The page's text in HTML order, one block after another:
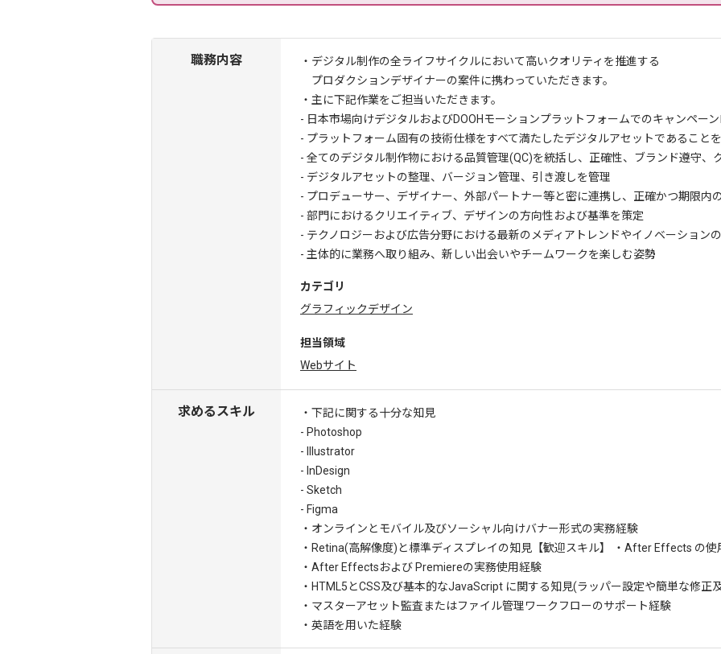
職務内容
・デジタル制作の全ライフサイクルにおいて高いクオリティを推進する
プロダクションデザイナーの案件に携わっていただきます。
・主に下記作業をご担当いただきます。
- 日本市場向けデジタルおよびDOOHモーションプラットフォームでのキャンペー
- プラットフォーム固有の技術仕様をすべて満たしたデジタルアセットであること
- 全てのデジタル制作物における品質管理(QC)を統括し、正確性、ブランド遵守、
- デジタルアセットの整理、バージョン管理、引き渡しを管理
- プロデューサー、デザイナー、外部パートナー等と密に連携し、正確かつ期限内
- 部門におけるクリエイティブ、デザインの方向性および基準を策定
- テクノロジーおよび広告分野における最新のメディアトレンドやイノベーション
- 主体的に業務へ取り組み、新しい出会いやチームワークを楽しむ姿勢
カテゴリ
グラフィックデザイン
担当領域
Webサイト
求めるスキル
・下記に関する十分な知見
- Photoshop
- Illustrator
- InDesign
- Sketch
- Figma
・オンラインとモバイル及びソーシャル向けバナー形式の実務経験
・Retina(高解像度)と標準ディスプレイの知見 【歓迎スキル】 ・After Effects の使
・After Effectsおよび Premiereの実務使用経験
・HTML5とCSS及び基本的なJavaScript に関する知見(ラッパー設定や簡単な修正
・マスターアセット監査またはファイル管理ワークフローのサポート経験
・英語を用いた経験